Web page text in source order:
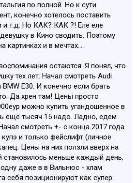
по полной. Но к сути
конечно хотелось поставить
и т.д. Но КАК? КАК ?! Еле еле
в Кино сводить. Поэтому
картинках и в мечтах....
остаются. Я понял, что
тех лет. Начал смотреть Audi
E30. И конечно если брать
Да хрен там! Цены просто
можно купить угандошенное в
ещё тысяч 15 надо. Ладно, едем
смотреть +- с конца 2017 года.
и только фейслифт (личное
Цены на них ползли вверх на
становилось меньше каждый день.
даже в в Вильнюс - хлам
себя позиционируют как супер